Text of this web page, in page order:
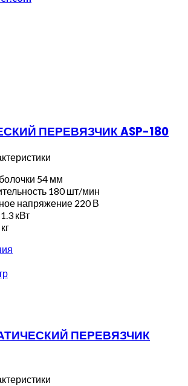
ПЕРЕВЯЗЧИК ASP-180
54 мм
180 шт/мин
напряжение 220 В
кВт
ПЕРЕВЯЗЧИК